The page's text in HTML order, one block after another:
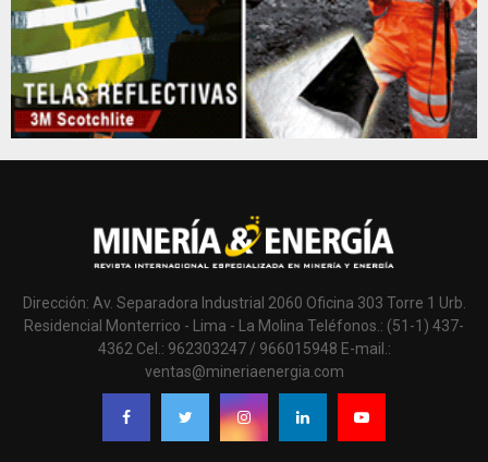
Dirección: Av. Separadora Industrial 2060 Oficina 303 Torre 1 Urb.
Residencial Monterrico - Lima - La Molina Teléfonos.: (51-1) 437-
4362 Cel.: 962303247 / 966015948 E-mail.:
ventas@mineriaenergia.com